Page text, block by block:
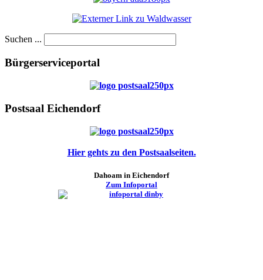
Suchen ...
Bürgerserviceportal
Postsaal Eichendorf
Hier gehts zu den Postsaalseiten.
Dahoam in Eichendorf
Zum Infoportal